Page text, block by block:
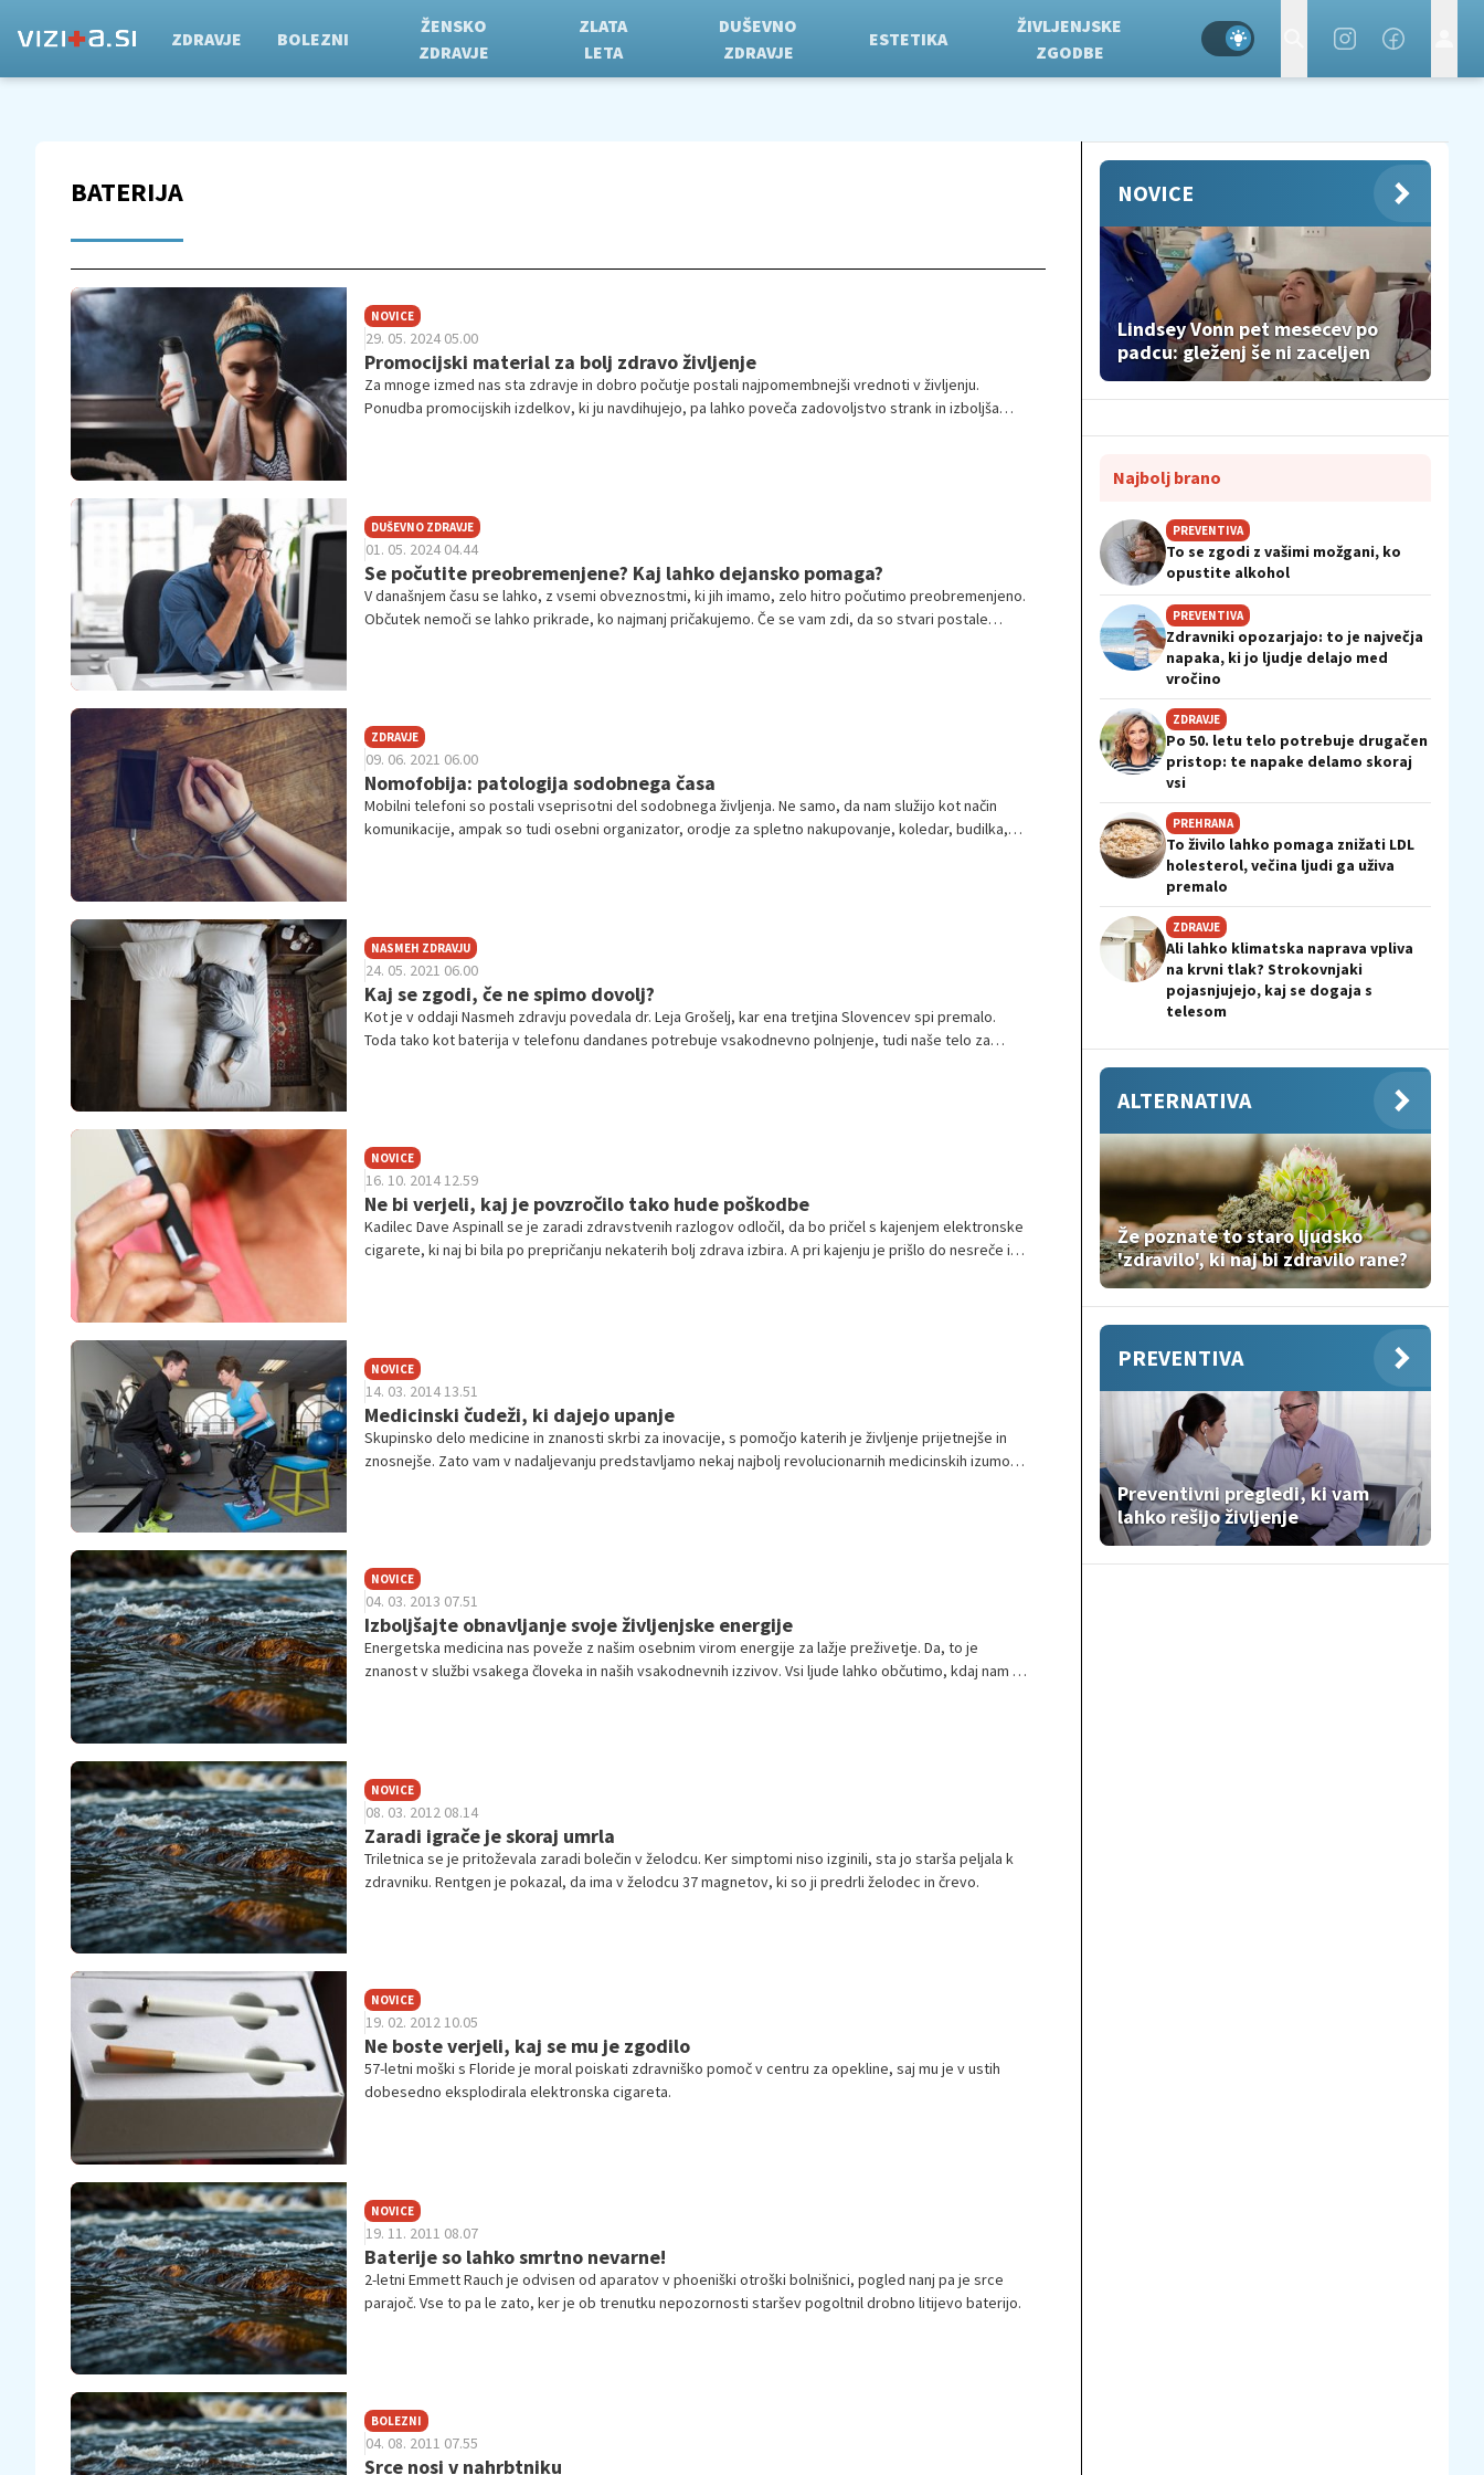
ZDRAVJE BOLEZNI
ŽENSKO
ZDRAVJE
ZLATA
LETA
DUŠEVNO
ZDRAVJE
ESTETIKA
ŽIVLJENJSKE
ZGODBE
BATERIJA
NOVICE
29. 05. 2024 05.00
Promocijski material za bolj zdravo življenje
Za mnoge izmed nas sta zdravje in dobro počutje postali najpomembnejši vrednoti v življenju.
Ponudba promocijskih izdelkov, ki ju navdihujejo, pa lahko poveča zadovoljstvo strank in izboljša
DUŠEVNO ZDRAVJE
01. 05. 2024 04.44
Se počutite preobremenjene? Kaj lahko dejansko pomaga?
V današnjem času se lahko, z vsemi obveznostmi, ki jih imamo, zelo hitro počutimo preobremenjeno.
Občutek nemoči se lahko prikrade, ko najmanj pričakujemo. Če se vam zdi, da so stvari postale
ZDRAVJE
09. 06. 2021 06.00
Nomofobija: patologija sodobnega časa
Mobilni telefoni so postali vseprisotni del sodobnega življenja. Ne samo, da nam služijo kot način
komunikacije, ampak so tudi osebni organizator, orodje za spletno nakupovanje, koledar, budilka,
NASMEH ZDRAVJU
24. 05. 2021 06.00
Kaj se zgodi, če ne spimo dovolj?
Kot je v oddaji Nasmeh zdravju povedala dr. Leja Grošelj, kar ena tretjina Slovencev spi premalo.
Toda tako kot baterija v telefonu dandanes potrebuje vsakodnevno polnjenje, tudi naše telo za
NOVICE
16. 10. 2014 12.59
Ne bi verjeli, kaj je povzročilo tako hude poškodbe
Kadilec Dave Aspinall se je zaradi zdravstvenih razlogov odločil, da bo pričel s kajenjem elektronske
cigarete, ki naj bi bila po prepričanju nekaterih bolj zdrava izbira. A pri kajenju je prišlo do nesreče in
NOVICE
14. 03. 2014 13.51
Medicinski čudeži, ki dajejo upanje
Skupinsko delo medicine in znanosti skrbi za inovacije, s pomočjo katerih je življenje prijetnejše in
znosnejše. Zato vam v nadaljevanju predstavljamo nekaj najbolj revolucionarnih medicinskih izumov
NOVICE
04. 03. 2013 07.51
Izboljšajte obnavljanje svoje življenjske energije
Energetska medicina nas poveže z našim osebnim virom energije za lažje preživetje. Da, to je
znanost v službi vsakega človeka in naših vsakodnevnih izzivov. Vsi ljude lahko občutimo, kdaj nam je
NOVICE
08. 03. 2012 08.14
Zaradi igrače je skoraj umrla
Triletnica se je pritoževala zaradi bolečin v želodcu. Ker simptomi niso izginili, sta jo starša peljala k
zdravniku. Rentgen je pokazal, da ima v želodcu 37 magnetov, ki so ji predrli želodec in črevo.
NOVICE
19. 02. 2012 10.05
Ne boste verjeli, kaj se mu je zgodilo
57-letni moški s Floride je moral poiskati zdravniško pomoč v centru za opekline, saj mu je v ustih
dobesedno eksplodirala elektronska cigareta.
NOVICE
19. 11. 2011 08.07
Baterije so lahko smrtno nevarne!
2-letni Emmett Rauch je odvisen od aparatov v phoeniški otroški bolnišnici, pogled nanj pa je srce
parajoč. Vse to pa le zato, ker je ob trenutku nepozornosti staršev pogoltnil drobno litijevo baterijo.
BOLEZNI
04. 08. 2011 07.55
Srce nosi v nahrbtniku
NOVICE
Lindsey Vonn pet mesecev po
padcu: gleženj še ni zaceljen
Najbolj brano
PREVENTIVA
To se zgodi z vašimi možgani, ko
opustite alkohol
PREVENTIVA
Zdravniki opozarjajo: to je največja
napaka, ki jo ljudje delajo med
vročino
ZDRAVJE
Po 50. letu telo potrebuje drugačen
pristop: te napake delamo skoraj
vsi
PREHRANA
To živilo lahko pomaga znižati LDL
holesterol, večina ljudi ga uživa
premalo
ZDRAVJE
Ali lahko klimatska naprava vpliva
na krvni tlak? Strokovnjaki
pojasnjujejo, kaj se dogaja s
telesom
ALTERNATIVA
Že poznate to staro ljudsko
'zdravilo', ki naj bi zdravilo rane?
PREVENTIVA
Preventivni pregledi, ki vam
lahko rešijo življenje